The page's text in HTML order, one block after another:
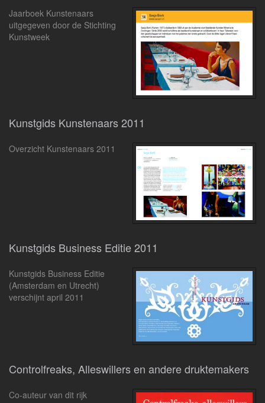
Jaarboek Kunstenaars
uitgegeven door de Stichting
Kunstweek
Kunstgids Kunstenaars 2011
Overzicht Kunstenaars 2011
Kunstgids Business Editie 2011
Kunstgids Business Editie
(Amsterdam en Utrecht)
verschijnt april 2011
Controlfreaks, Alleswillers en andere druktemakers
Co-auteur van dit rijk